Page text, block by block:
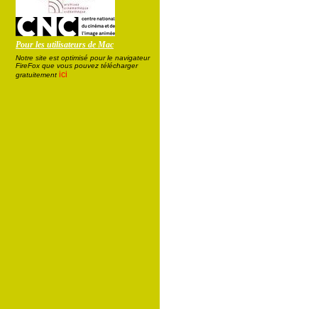
Pour les utilisateurs de Mac
Notre site est optimisé pour le navigateur
FireFox que vous pouvez télécharger
gratuitement ici